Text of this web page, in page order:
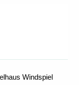
Windspiel